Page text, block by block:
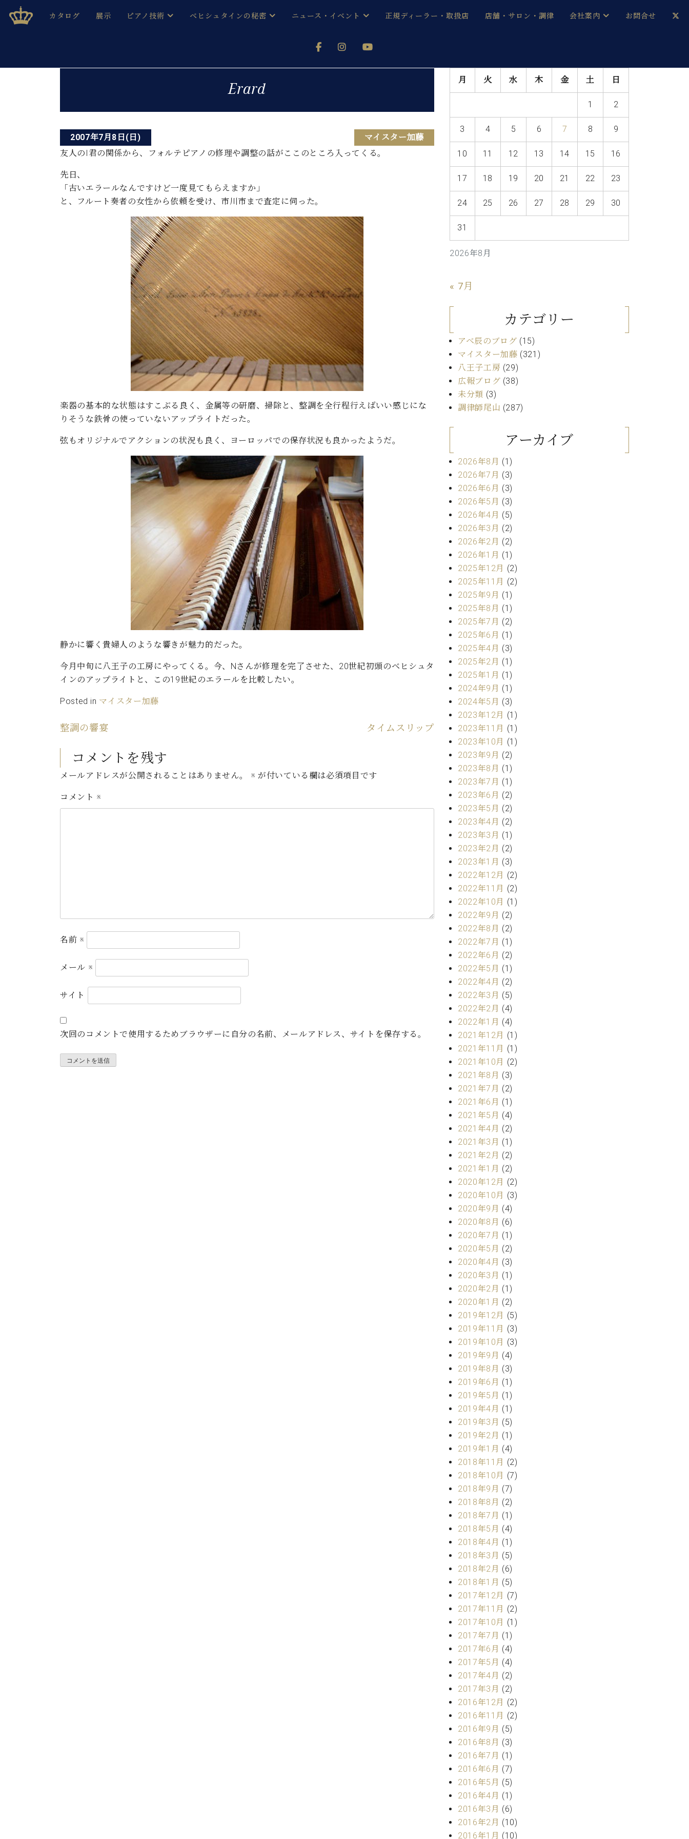
ベヒシュタインジャパン公式サイト
BECHSTEIN JAPAN Official Site
カタログ
C.ベヒシュタイン コンサート/C.ベヒシュタイン レジデンス
C.ベヒシュタイン コンサート
グランドピアノ
C.ベヒシュタイン コンサート
アップライトピアノ
C.ベヒシュタイン アカデミー
W.ホフマン プロフェッショナル
W.ホフマン トラディション
W.ホフマン ヴィジョン
C.BECHSTEIN Digital(ベヒシュタイン デジタル)
展示 ピアノ技術
み
ピアノ製造番号
ベヒシュタインの秘密
ベヒシュタイン・シューレ
納入実績 ホール・スタジオ
納入実績 音楽教室
ご愛用者の声
ニュース・イベント
メルマガ会員登録ご案内
(お知らせ・メディア情報)
キャンペーン
代理店主催イベント
コンクール
音楽教室
正規ディーラー・取扱店 店舗・サロン・調律
ベヒシュタイン・セントラム 東京
ホール・スタジオレンタル
動画収録サービス
本社：八王子・技術営業センター
アクセス
お問い合わせ
アーティストカスタマーサービス(調律)
尾山調律師のブログ Die Musikgasse（音楽の小道）
会社案内
採用情報
ベヒシュタイン・サロン会員
ベヒシュタイン・ジャパンブログ
お問合せ
Erard
2007年7月8日(日)
マイスター加藤
友人のI君の関係から、フォルテピアノの修理や調整の話がここのところ入ってくる。
先日、
「古いエラールなんですけど一度見てもらえますか」
と、フルート奏者の女性から依頼を受け、市川市まで査定に伺った。
楽器の基本的な状態はすこぶる良く、金属等の研磨、掃除と、整調を全行程行えばいい感じにな
りそうな鉄骨の使っていないアップライトだった。
弦もオリジナルでアクションの状況も良く、ヨーロッパでの保存状況も良かったようだ。
静かに響く貴婦人のような響きが魅力的だった。
今月中旬に八王子の工房にやってくる。今、Nさんが修理を完了させた、20世紀初頭のベヒシュタ
インのアップライトと、この19世紀のエラールを比較したい。
Posted in マイスター加藤
ナ
ビ
ゲ
ー
シ
整調の響宴 タイムスリップ
コメントを残す
メールアドレスが公開されることはありません。 ※ が付いている欄は必須項目です
コメント ※
名前 ※
メール ※
サイト
次回のコメントで使用するためブラウザーに自分の名前、メールアドレス、サイトを保存する。
2026年8月
月 火 水 木 金 土 日
1 2
3 4 5 6 7 8 9
10 11 12 13 14 15 16
17 18 19 20 21 22 23
24 25 26 27 28 29 30
31
« 7月
カテゴリー
アベ辰のブログ (15)
マイスター加藤 (321)
八王子工房 (29)
広報ブログ (38)
未分類 (3)
調律師尾山 (287)
アーカイブ
2026年8月 (1)
2026年7月 (3)
2026年6月 (3)
2026年5月 (3)
2026年4月 (5)
2026年3月 (2)
2026年2月 (2)
2026年1月 (1)
2025年12月 (2)
2025年11月 (2)
2025年9月 (1)
2025年8月 (1)
2025年7月 (2)
2025年6月 (1)
2025年4月 (3)
2025年2月 (1)
2025年1月 (1)
2024年9月 (1)
2024年5月 (3)
2023年12月 (1)
2023年11月 (1)
2023年10月 (1)
2023年9月 (2)
2023年8月 (1)
2023年7月 (1)
2023年6月 (2)
2023年5月 (2)
2023年4月 (2)
2023年3月 (1)
2023年2月 (2)
2023年1月 (3)
2022年12月 (2)
2022年11月 (2)
2022年10月 (1)
2022年9月 (2)
2022年8月 (2)
2022年7月 (1)
2022年6月 (2)
2022年5月 (1)
2022年4月 (2)
2022年3月 (5)
2022年2月 (4)
2022年1月 (4)
2021年12月 (1)
2021年11月 (1)
2021年10月 (2)
2021年8月 (3)
2021年7月 (2)
2021年6月 (1)
2021年5月 (4)
2021年4月 (2)
2021年3月 (1)
2021年2月 (2)
2021年1月 (2)
2020年12月 (2)
2020年10月 (3)
2020年9月 (4)
2020年8月 (6)
2020年7月 (1)
2020年5月 (2)
2020年4月 (3)
2020年3月 (1)
2020年2月 (1)
2020年1月 (2)
2019年12月 (5)
2019年11月 (3)
2019年10月 (3)
2019年9月 (4)
2019年8月 (3)
2019年6月 (1)
2019年5月 (1)
2019年4月 (1)
2019年3月 (5)
2019年2月 (1)
2019年1月 (4)
2018年11月 (2)
2018年10月 (7)
2018年9月 (7)
2018年8月 (2)
2018年7月 (1)
2018年5月 (4)
2018年4月 (1)
2018年3月 (5)
2018年2月 (6)
2018年1月 (5)
2017年12月 (7)
2017年11月 (2)
2017年10月 (1)
2017年7月 (1)
2017年6月 (4)
2017年5月 (4)
2017年4月 (2)
2017年3月 (2)
2016年12月 (2)
2016年11月 (2)
2016年9月 (5)
2016年8月 (3)
2016年7月 (1)
2016年6月 (7)
2016年5月 (5)
2016年4月 (1)
2016年3月 (6)
2016年2月 (10)
2016年1月 (10)